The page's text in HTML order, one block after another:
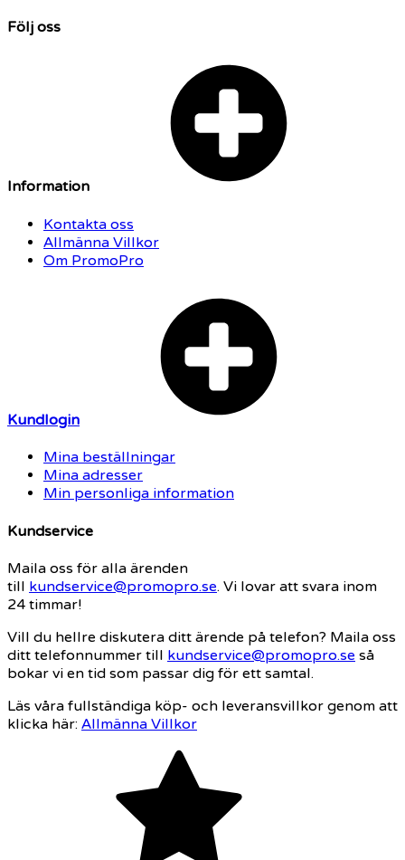
Följ oss
Information
Kontakta oss
Allmänna Villkor
Om PromoPro
Kundlogin
Mina beställningar
Mina adresser
Min personliga information
Kundservice
Maila oss för alla ärenden
till kundservice@promopro.se. Vi lovar att svara inom
24 timmar!
Vill du hellre diskutera ditt ärende på telefon? Maila oss
ditt telefonnummer till kundservice@promopro.se så
bokar vi en tid som passar dig för ett samtal.
Läs våra fullständiga köp- och leveransvillkor genom att
klicka här: Allmänna Villkor